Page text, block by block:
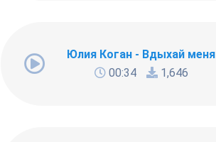
(SPILL Remix)
Юлия Коган - Вдыхай меня
00:34
1,646